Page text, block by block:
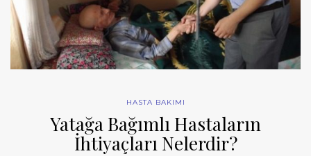
HASTA BAKIMI
Yatağa Bağımlı Hastaların
İhtiyaçları Nelerdir?